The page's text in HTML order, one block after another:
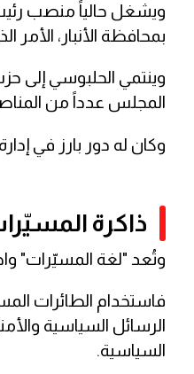
ويشغل حالياً منصب
بمحافظة الأنبار،
وينتمي الحلبوسي إلى
المجلس عدداً من المناصب
وكان له دور بارز في
ذاكرة
وتُعد "لغة المسيّرات"
فاستخدام الطائرات
الرسائل السياسية
السياسية.